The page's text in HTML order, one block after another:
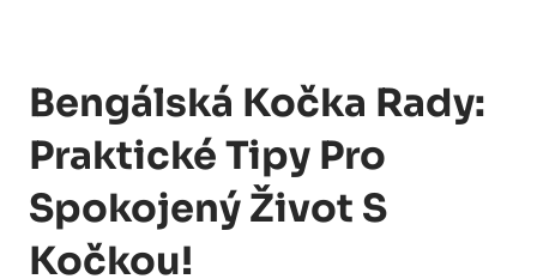
Bengálská Kočka Rady:
Praktické Tipy Pro
Spokojený Život S
Kočkou!